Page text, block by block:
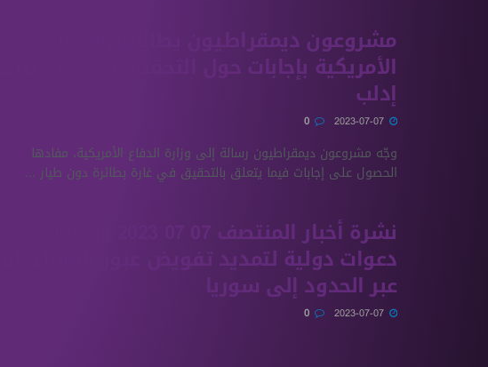
مشروعون ديمقراطيون يطالبون الدفاع
الأمريكية بإجابات حول التحقيق في غارة بريف
إدلب
وجّه مشروعون ديمقراطيون رسالة إلى وزارة الدفاع الأمريكية، مفادها
الحصول على إجابات فيما يتعلق بالتحقيق في غارة بطائرة دون طيار ...
دعوات دولية لتمديد تفويض عبور المساعدات
عبر الحدود إلى سوريا